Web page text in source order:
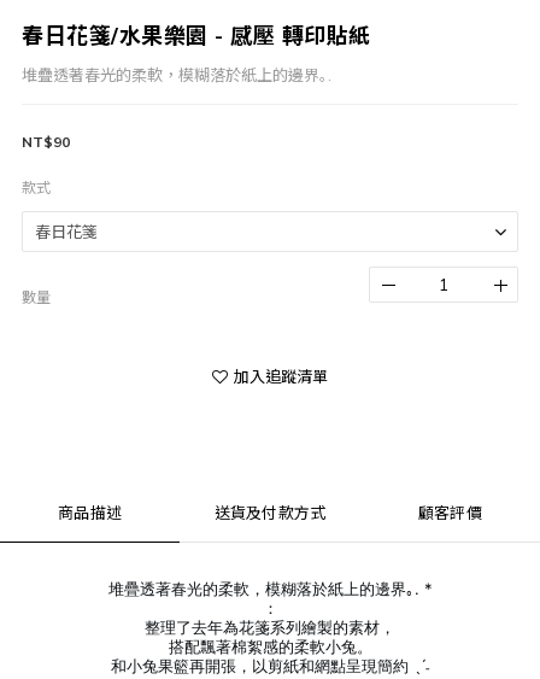
春日花箋/水果樂園 - 感壓 轉印貼紙
堆疊透著春光的柔軟，模糊落於紙上的邊界｡.
NT$90
款式
數量
加入追蹤清單
商品描述 送貨及付款方式 顧客評價
堆疊透著春光的柔軟，模糊落於紙上的邊界｡. *
：
整理了去年為花箋系列繪製的素材，
搭配飄著棉絮感的柔軟小兔。
和小兔果籃再開張，以剪紙和網點呈現簡約 ˎˊ˗